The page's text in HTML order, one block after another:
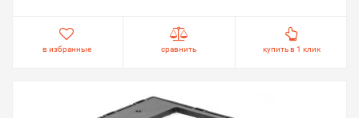
в избранные сравнить купить в 1 клик